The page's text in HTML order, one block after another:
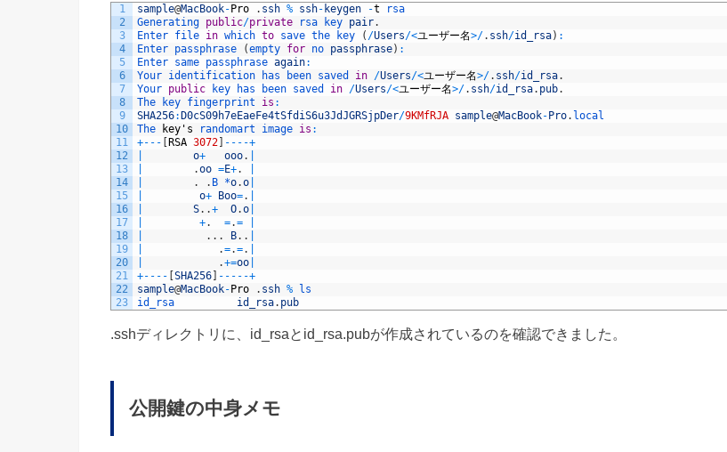
1
2
3
4
5
6
7
8
9
10
11
12
13
14
15
16
17
18
19
20
21
22
23
sample@MacBook- Pro . ssh % ssh- keygen -t
rsa
Generating public/private rsa key pair.
Enter file in which to save the key ( /Users/<ユーザー名>/. ssh/id_rsa) :
Enter passphrase (empty for no passphrase) :
Enter same passphrase again:
Your identification has been saved in /Users/<ユーザー名>/. ssh/id_rsa.
Your public key has been saved in /Users/<ユーザー名>/. ssh/id_rsa. pub.
The
key fingerprint is :
SHA256: D0cS09h7eEaeFe4tSfdiS6u3JdJGRSjpDer/9KMfRJA sample@MacBook- Pro. local
The
key ' s randomart image is :
+-- - RSA 3072 -- --+
o+ ooo.
.oo =E+.
. . B *o.o
o+ Boo=.
S. .+ O.o
+. =.=
. . . B. .
.=.=.
.+=oo
+-- -- SHA256 -- -- -+
sample@MacBook- Pro . ssh %
ls
id_rsa. pub
.sshディレクトリに、id_rsaとid_rsa.pubが作成されているのを確認できました。
公開鍵の中身メモ